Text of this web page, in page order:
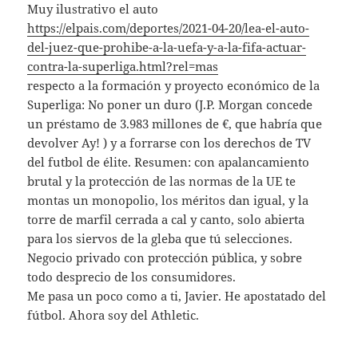
Muy ilustrativo el auto
https://elpais.com/deportes/2021-04-20/lea-el-auto-
del-juez-que-prohibe-a-la-uefa-y-a-la-fifa-actuar-
contra-la-superliga.html?rel=mas
respecto a la formación y proyecto económico de la
Superliga: No poner un duro (J.P. Morgan concede
un préstamo de 3.983 millones de €, que habría que
devolver Ay! ) y a forrarse con los derechos de TV
del futbol de élite. Resumen: con apalancamiento
brutal y la protección de las normas de la UE te
montas un monopolio, los méritos dan igual, y la
torre de marfil cerrada a cal y canto, solo abierta
para los siervos de la gleba que tú selecciones.
Negocio privado con protección pública, y sobre
todo desprecio de los consumidores.
Me pasa un poco como a ti, Javier. He apostatado del
fútbol. Ahora soy del Athletic.